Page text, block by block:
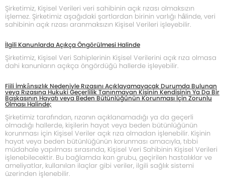
Şirketimiz, Kişisel Verileri veri sahibinin açık rızası olmaksızın
işlemez. Şirketimiz aşağıdaki şartlardan birinin varlığı hâlinde, veri
sahibinin açık rızası aranmaksızın Kişisel Verileri işleyebilir.
İlgili Kanunlarda Açıkça Öngörülmesi Halinde
Şirketimiz, Kişisel Veri Sahiplerinin Kişisel Verilerini açık rıza olmasa
dahi kanunların açıkça öngördüğü hallerde işleyebilir.
Fiili İmkânsızlık Nedeniyle Rızasını Açıklayamayacak Durumda Bulunan
veya Rızasına Hukuki Geçerlilik Tanınmayan Kişinin Kendisinin Ya Da Bir
Başkasının Hayatı veya Beden Bütünlüğünün Korunması İçin Zorunlu
Olması Halinde;
Şirketimiz tarafından, rızanın açıklanamadığı ya da geçerli
olmadığı hallerde, kişilerin hayat veya beden bütünlüğünün
korunması için Kişisel Veriler açık rıza olmadan işlenebilir. Kişinin
hayat veya beden bütünlüğünün korunması amacıyla, tıbbi
müdahale yapılması sırasında, Kişisel Veri Sahibinin Kişisel Verileri
işlenebilecektir. Bu bağlamda kan grubu, geçirilen hastalıklar ve
ameliyatlar, kullanılan ilaçlar gibi veriler, ilgili sağlık sistemi
üzerinden işlenebilir.